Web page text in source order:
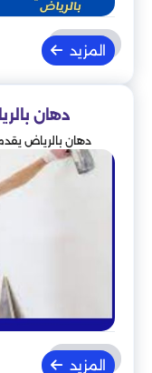
المزيد
دهان بالرياض
دهان بالرياض
المزيد